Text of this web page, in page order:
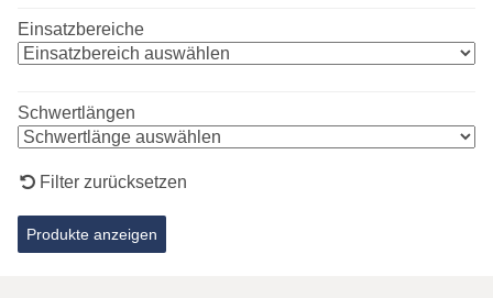
Einsatzbereiche
Schwertlängen
Filter zurücksetzen